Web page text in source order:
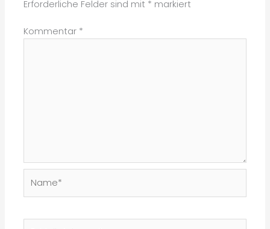
Erforderliche Felder sind mit * markiert
Kommentar *